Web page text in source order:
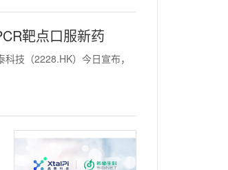
靶点口服新药
技（2228.HK）今日宣布，